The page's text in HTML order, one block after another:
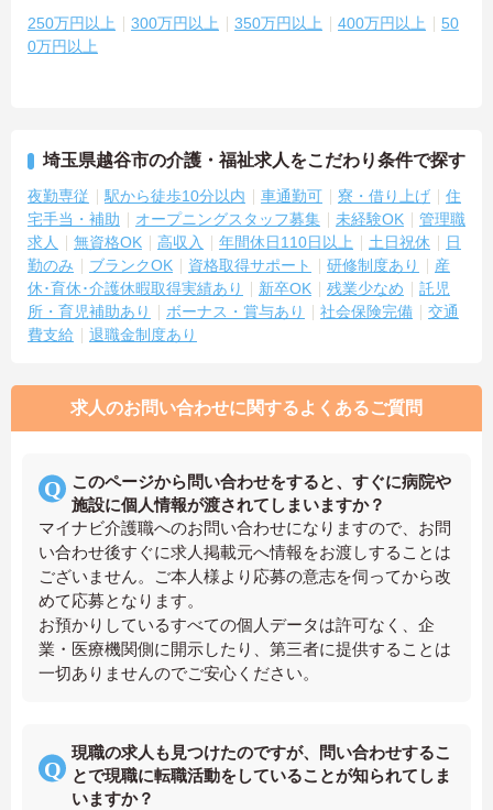
250万円以上 300万円以上 350万円以上 400万円以上
50
0万円以上
埼玉県越谷市の介護・福祉求人をこだわり条件で探す
夜勤専従 駅から徒歩10分以内 車通勤可 寮・借り上げ
住
宅手当・補助
オープニングスタッフ募集 未経験OK
管理職
求人
無資格OK 高収入 年間休日110日以上 土日祝休
日
勤のみ
ブランクOK 資格取得サポート 研修制度あり
産
休･育休･介護休暇取得実績あり
新卒OK 残業少なめ
託児
所・育児補助あり
ボーナス・賞与あり 社会保険完備
交通
費支給
退職金制度あり
求人のお問い合わせに関するよくあるご質問
このページから問い合わせをすると、すぐに病院や
施設に個人情報が渡されてしまいますか？
マイナビ介護職へのお問い合わせになりますので、お問
い合わせ後すぐに求人掲載元へ情報をお渡しすることは
ございません。ご本人様より応募の意志を伺ってから改
めて応募となります。
お預かりしているすべての個人データは許可なく、企
業・医療機関側に開示したり、第三者に提供することは
一切ありませんのでご安心ください。
現職の求人も見つけたのですが、問い合わせするこ
とで現職に転職活動をしていることが知られてしま
いますか？